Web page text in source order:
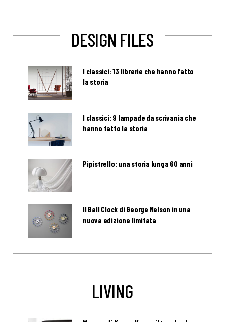
DESIGN FILES
I classici: 13 librerie che hanno fatto
la storia
I classici: 9 lampade da scrivania che
hanno fatto la storia
Pipistrello: una storia lunga 60 anni
Il Ball Clock di George Nelson in una
nuova edizione limitata
LIVING